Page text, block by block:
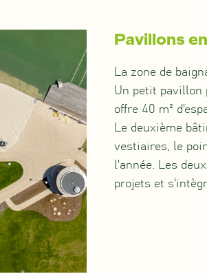
Pavillons
La zone de
Un petit pavillon
offre 40 m²
Le deuxième
vestiaires, le
l'année. Les
projets et